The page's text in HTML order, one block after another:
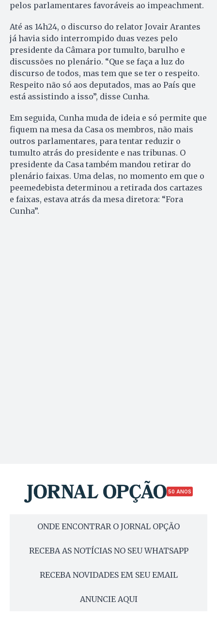
pelos parlamentares favoráveis ao impeachment.
Até as 14h24, o discurso do relator Jovair Arantes
já havia sido interrompido duas vezes pelo
presidente da Câmara por tumulto, barulho e
discussões no plenário. “Que se faça a luz do
discurso de todos, mas tem que se ter o respeito.
Respeito não só aos deputados, mas ao País que
está assistindo a isso”, disse Cunha.
Em seguida, Cunha muda de ideia e só permite que
fiquem na mesa da Casa os membros, não mais
outros parlamentares, para tentar reduzir o
tumulto atrás do presidente e nas tribunas. O
presidente da Casa também mandou retirar do
plenário faixas. Uma delas, no momento em que o
peemedebista determinou a retirada dos cartazes
e faixas, estava atrás da mesa diretora: “Fora
Cunha”.
50 ANOS
ONDE ENCONTRAR O JORNAL OPÇÃO
RECEBA AS NOTÍCIAS NO SEU WHATSAPP
RECEBA NOVIDADES EM SEU EMAIL
ANUNCIE AQUI